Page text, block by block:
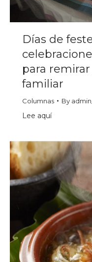
Días de
para
familiar
Columnas By
Lee aquí